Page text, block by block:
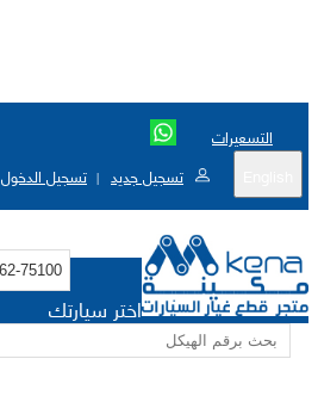
التسعيرات
تسجيل جديد | تسجيل الدخول
اختر سيارتك